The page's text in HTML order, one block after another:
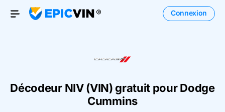
Open Menu
Connexion
Décodeur NIV (VIN) gratuit pour Dodge
Cummins